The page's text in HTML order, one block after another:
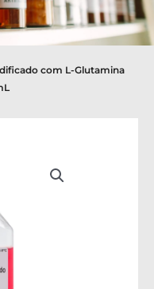
com L-Glutamina